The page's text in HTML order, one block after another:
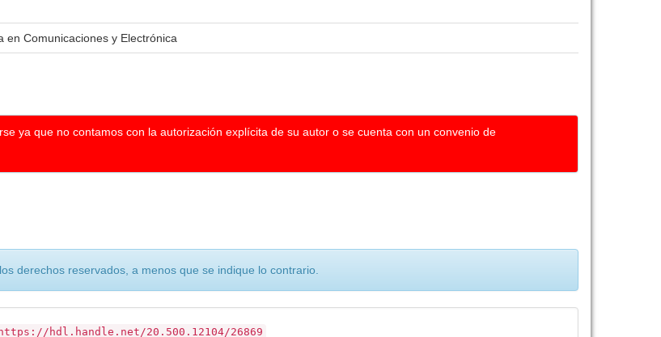
en Comunicaciones y Electrónica
ya que no contamos con la autorización explícita de su autor o se cuenta con un convenio de
derechos reservados, a menos que se indique lo contrario.
https://hdl.handle.net/20.500.12104/26869